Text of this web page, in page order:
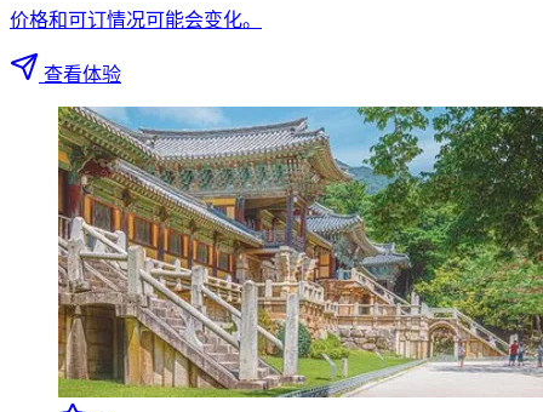
价格和可订情况可能会变化。
查看体验